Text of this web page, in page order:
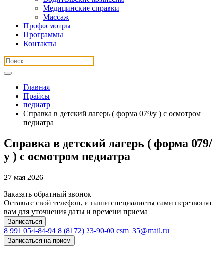
Медицинские справки
Массаж
Профосмотры
Программы
Контакты
Главная
Прайсы
педиатр
Справка в детский лагерь ( форма 079/у ) с осмотром
педиатра
Справка в детский лагерь ( форма 079/
у ) с осмотром педиатра
27 мая 2026
Заказать обратный звонок
Оставьте свой телефон, и наши специалисты сами перезвонят
вам для уточнения даты и времени приема
Записаться
8 991 054-84-94 8 (8172) 23-90-00 csm_35@mail.ru
Записаться на прием